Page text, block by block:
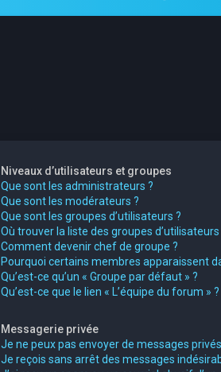
Niveaux d’utilisateurs et groupes
Que sont les administrateurs ?
Que sont les modérateurs ?
Que sont les groupes d’utilisateurs ?
Où trouver la liste des groupes
Comment devenir chef de groupe ?
Pourquoi certains membres apparaissent
Qu’est-ce qu’un « Groupe par défaut » ?
Qu’est-ce que le lien « L’équipe du forum » ?
Messagerie privée
Je ne peux pas envoyer de messages
Je reçois sans arrêt des messages